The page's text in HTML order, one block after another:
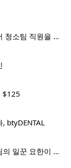
레드몬드에 위치한 커머셜 클리닝 업체에서 청소팀 직원을 모집합니다.
$125
btyDENTAL
진짜가 나타났다! 30년 경력 건축가, 하나님의 일꾼 요한이 책임 시공합니다.